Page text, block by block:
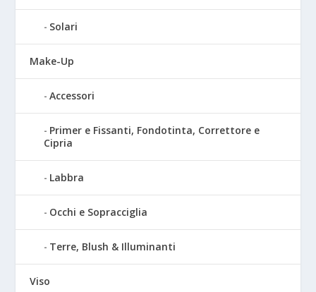
Solari
Make-Up
Accessori
Primer e Fissanti, Fondotinta, Correttore e
Cipria
Labbra
Occhi e Sopracciglia
Terre, Blush & Illuminanti
Viso